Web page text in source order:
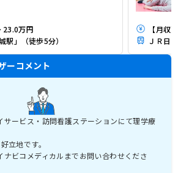
23.0万円
駅」（徒歩5分）
【月収
ＪＲ日
ーコメント
サービス・訪問看護ステーションにて理学療
立地です。
ナビコメディカルまでお問い合わせくださ